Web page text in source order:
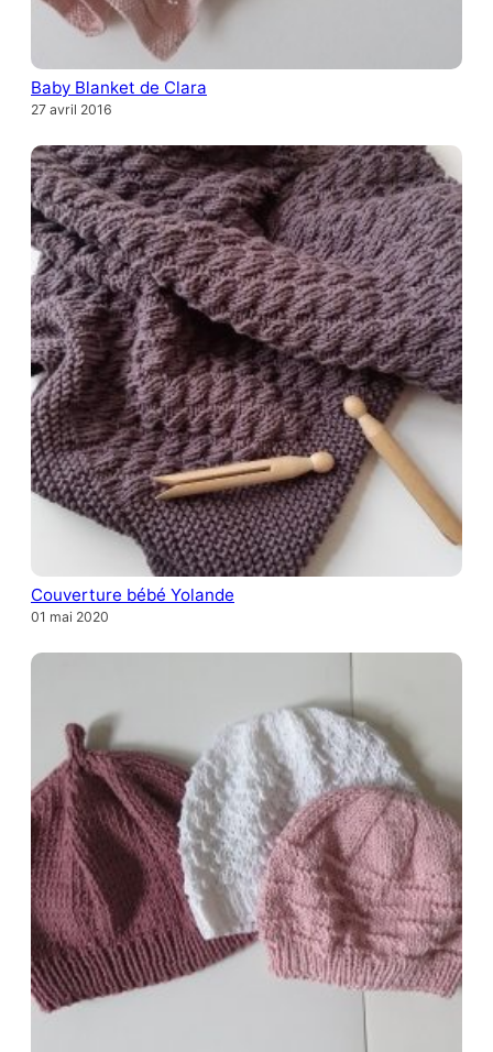
Baby Blanket de Clara
27 avril 2016
Couverture bébé Yolande
01 mai 2020